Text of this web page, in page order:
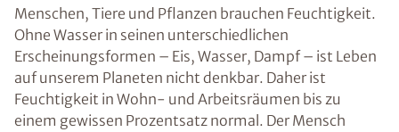
Menschen, Tiere und Pflanzen brauchen Feuchtigkeit.
Ohne Wasser in seinen unterschiedlichen
Erscheinungsformen – Eis, Wasser, Dampf – ist Leben
auf unserem Planeten nicht denkbar. Daher ist
Feuchtigkeit in Wohn- und Arbeitsräumen bis zu
einem gewissen Prozentsatz normal. Der Mensch